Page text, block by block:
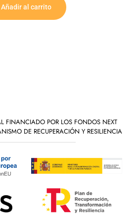
Añadir al carrito
FINANCIADO POR LOS FONDOS NEXT
DE RECUPERACIÓN Y RESILIENCIA